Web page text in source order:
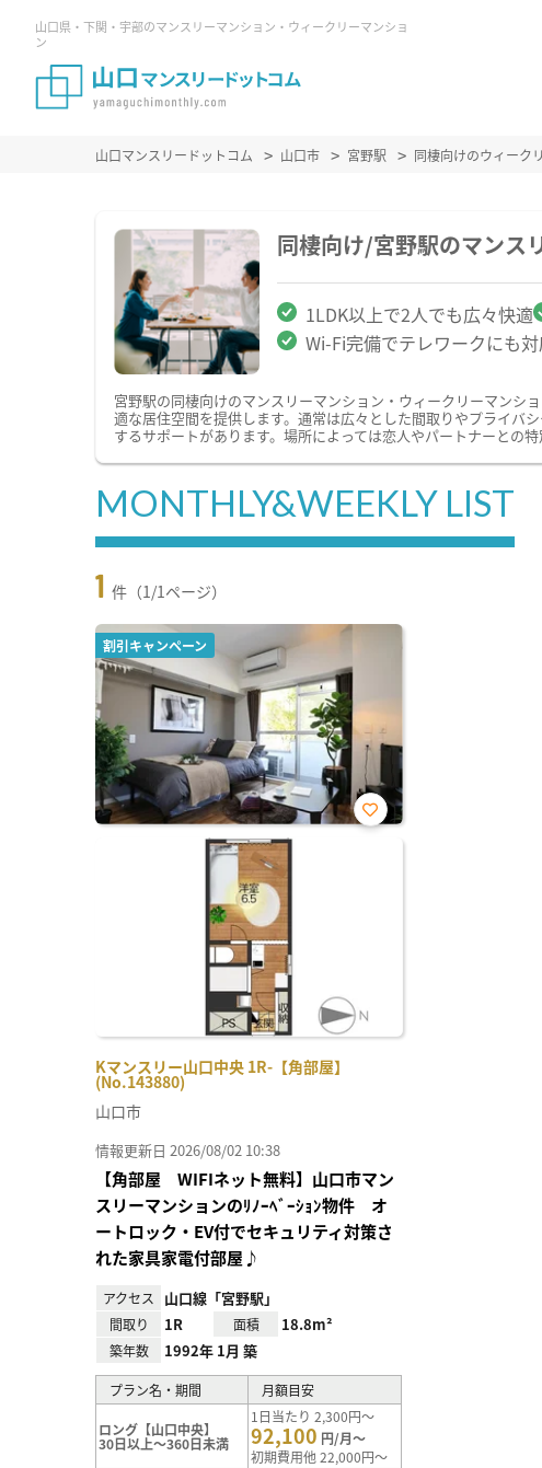
山口県・下関・宇部のマンスリーマンション・ウィークリーマンショ
ン
山口マンスリードットコム 山口市 宮野駅 同棲向けのウィーク
同棲向け/宮野駅のマンス
1LDK以上で2人でも広々快適
Wi-Fi完備でテレワークにも
宮野駅の同棲向けのマンスリーマンション・ウィークリーマンシ
適な居住空間を提供します。通常は広々とした間取りやプライバ
するサポートがあります。場所によっては恋人やパートナーとの
MONTHLY&WEEKLY LIST
1 件（1/1ページ）
割引キャンペーン
Kマンスリー山口中央 1R-【角部屋】
(No.143880)
お気
山口市
情報更新日 2026/08/02 10:38
【角部屋 WIFIネット無料】山口市マン
スリーマンションのﾘﾉｰﾍﾞｰｼｮﾝ物件 オ
ートロック・EV付でセキュリティ対策さ
れた家具家電付部屋♪
アクセス 山口線「宮野駅」
間取り 1R 面積 18.8m²
築年数 1992年 1月 築
プラン名・期間 月額目安
ロング【山口中央】
30日以上～360日未満
1日当たり 2,300円～
92,100 円/月～
初期費用他 22,000円～